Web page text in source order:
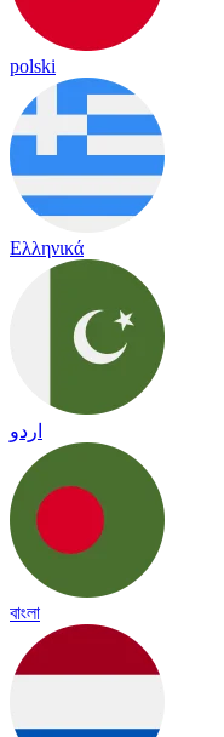
polski
Ελληνικά
اردو
বাংলা